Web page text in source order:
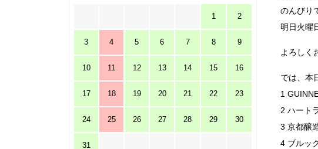
のんびり
明日火曜
よろしく
では、本
1
2 ハート
3 京都醸
4 ブルッ
1 2
3 4 5 6 7 8 9
10 11 12 13 14 15 16
17 18 19 20 21 22 23
24 25 26 27 28 29 30
31